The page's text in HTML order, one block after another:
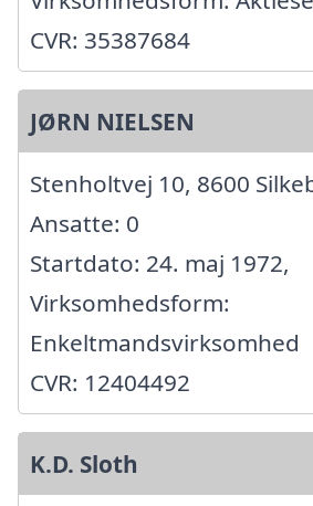
CVR: 35387684
JØRN NIELSEN
Stenholtvej 10, 8600
Ansatte: 0
Startdato: 24. maj 1972,
Virksomhedsform:
Enkeltmandsvirksomhed
CVR: 12404492
K.D. Sloth